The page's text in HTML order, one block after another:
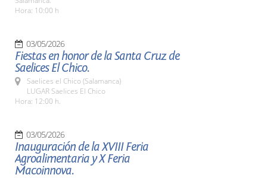
Hora: 10:00 h
03/05/2026
Fiestas en honor de la Santa Cruz de
Saelices El Chico.
Saelices el Chico (Salamanca)
LUGAR Saelices El Chico
Hora: 12:00 h.
03/05/2026
Inauguración de la XVIII Feria
Agroalimentaria y X Feria
Macoinnova.